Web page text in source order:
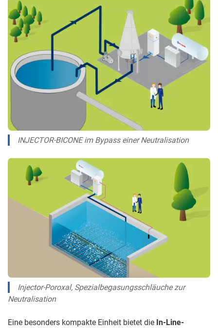
INJECTOR-BICONE im Bypass einer Neutralisation
Injector-Poroxal, Spezialbegasungsschläuche zur
Neutralisation
Eine besonders kompakte Einheit bietet die In-Line-